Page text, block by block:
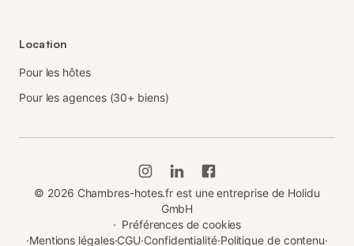
Location
Pour les hôtes
Pour les agences (30+ biens)
© 2026 Chambres-hotes.fr est une entreprise de Holidu
GmbH
· Préférences de cookies
·Mentions légales·CGU·Confidentialité·Politique de contenu·